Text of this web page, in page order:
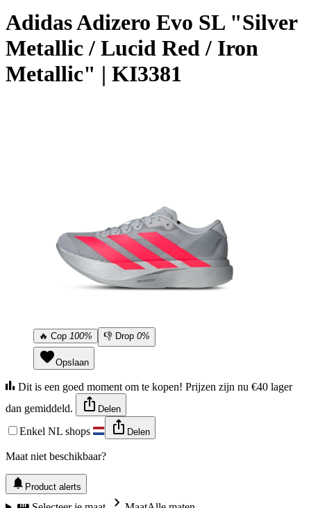
AdidasAdizero Evo SL "Silver
Metallic / Lucid Red / Iron
Metallic" | KI3381
🔥 Cop 100% 👎 Drop 0%
Opslaan
Dit is een goed moment om te kopen! Prijzen zijn nu €40 lager
dan gemiddeld.
Delen
Enkel NL shops Delen
Maat niet beschikbaar?
Product alerts